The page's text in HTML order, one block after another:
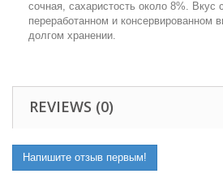
сочная, сахаристость около 8%. Вкус
переработанном и консервированном
долгом хранении.
REVIEWS (0)
Напишите отзыв первым!